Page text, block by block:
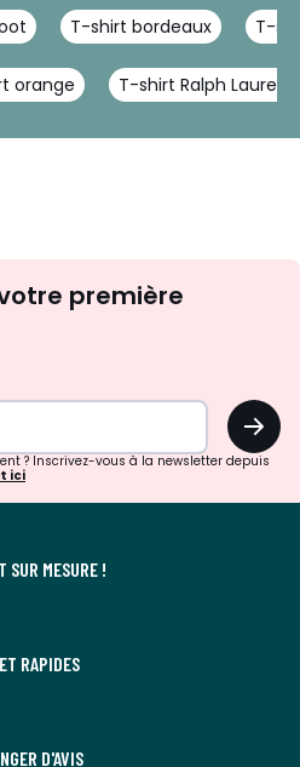
T-shirt bordeaux T-
orange T-shirt Ralph Lauren
d'inspirations
surprises?
votre première
OK
? Inscrivez-vous à la newsletter depuis
ici
SUR MESURE !
RAPIDES
D'AVIS